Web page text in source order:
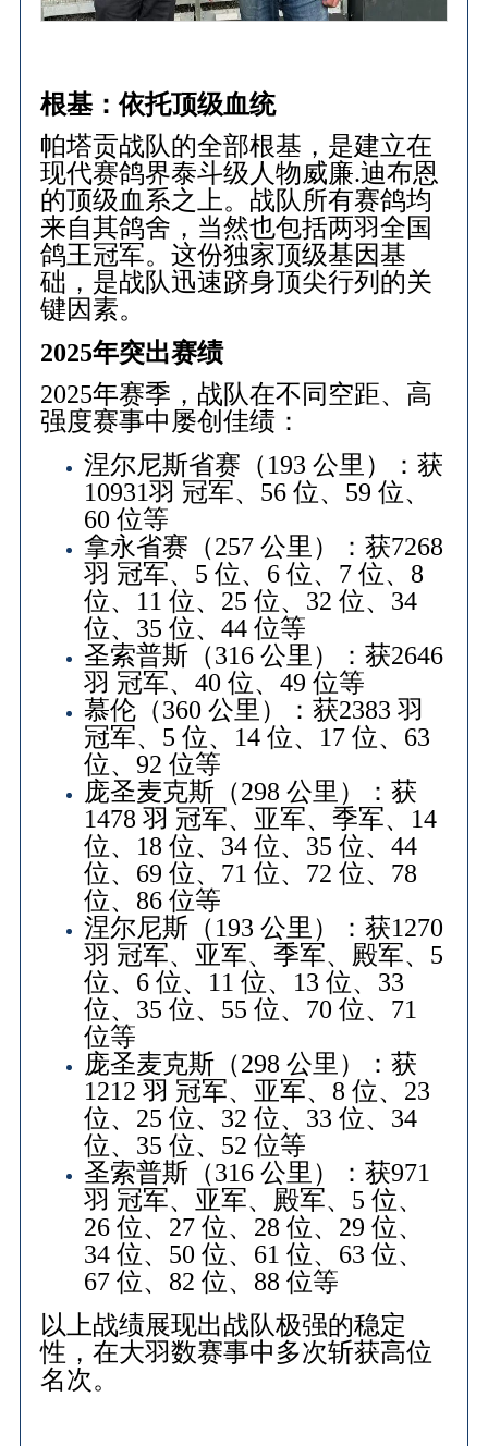
根基：依托顶级血统
帕塔贡战队的全部根基，是建立在
现代赛鸽界泰斗级人物威廉.迪布恩
的顶级血系之上。战队所有赛鸽均
来自其鸽舍，当然也包括两羽全国
鸽王冠军。这份独家顶级基因基
础，是战队迅速跻身顶尖行列的关
键因素。
2025年突出赛绩
2025年赛季，战队在不同空距、高
强度赛事中屡创佳绩：
涅尔尼斯省赛（193 公里）：获
10931羽 冠军、56 位、59 位、
60 位等
拿永省赛（257 公里）：获7268
羽 冠军、5 位、6 位、7 位、8
位、11 位、25 位、32 位、34
位、35 位、44 位等
圣索普斯（316 公里）：获2646
羽 冠军、40 位、49 位等
慕伦（360 公里）：获2383 羽
冠军、5 位、14 位、17 位、63
位、92 位等
庞圣麦克斯（298 公里）：获
1478 羽 冠军、亚军、季军、14
位、18 位、34 位、35 位、44
位、69 位、71 位、72 位、78
位、86 位等
涅尔尼斯（193 公里）：获1270
羽 冠军、亚军、季军、殿军、5
位、6 位、11 位、13 位、33
位、35 位、55 位、70 位、71
位等
庞圣麦克斯（298 公里）：获
1212 羽 冠军、亚军、8 位、23
位、25 位、32 位、33 位、34
位、35 位、52 位等
圣索普斯（316 公里）：获971
羽 冠军、亚军、殿军、5 位、
26 位、27 位、28 位、29 位、
34 位、50 位、61 位、63 位、
67 位、82 位、88 位等
以上战绩展现出战队极强的稳定
性，在大羽数赛事中多次斩获高位
名次。